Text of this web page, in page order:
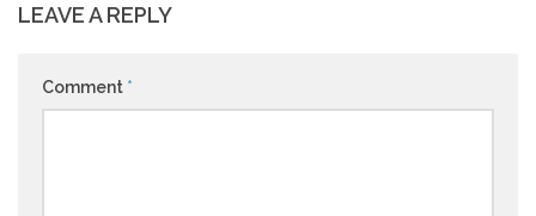
LEAVE A REPLY
Comment *